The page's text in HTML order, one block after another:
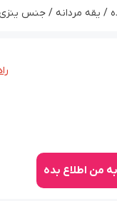
/ یقه مردانه / جنس
به من اطلاع بده